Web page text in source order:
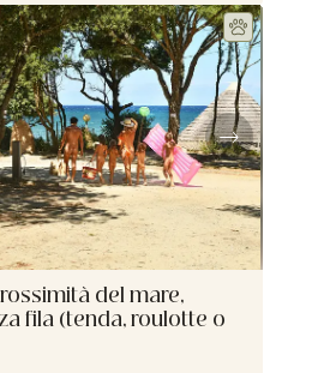
del mare,
fila (tenda, roulotte o